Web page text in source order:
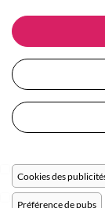
Nos
Plan du
Les
Nos
Suivre
Retour
Moyens
Conditions
Protection des
Réglage des
Cookies des
Préférence de pubs